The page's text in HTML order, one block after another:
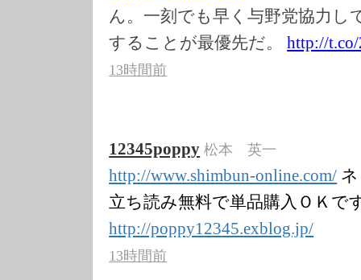
ん。一刻でも早く与野党協力し
することが最優先だ。http://
13時間前
12345poppy 松本 英一
http://www.shimbun-online.com/
立ち読み無料で単品購入ＯＫで
http://poppy12345.exblog.jp/
13時間前